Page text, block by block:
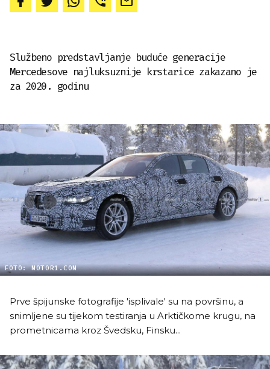
Službeno predstavljanje buduće generacije
Mercedesove najluksuznije krstarice zakazano je
za 2020. godinu
FOTO: MOTOR1.COM
Prve špijunske fotografije 'isplivale' su na površinu, a
snimljene su tijekom testiranja u Arktičkome krugu, na
prometnicama kroz Švedsku, Finsku...